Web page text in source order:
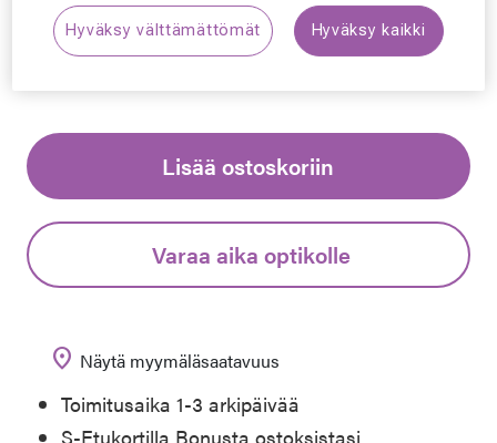
Synttäriale: erä merkkiaurinkolaseja –50 %,
katso alennetut tuotteet!
Lisää ostoskoriin
Varaa aika optikolle
location_on Näytä myymäläsaatavuus
Toimitusaika 1-3 arkipäivää
S-Etukortilla Bonusta ostoksistasi
Hyväksy välttämättömät Hyväksy kaikki